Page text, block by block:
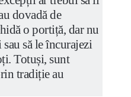
dovadă de
o portiță, dar nu
să le încurajezi
Totuși, sunt
tradiție au